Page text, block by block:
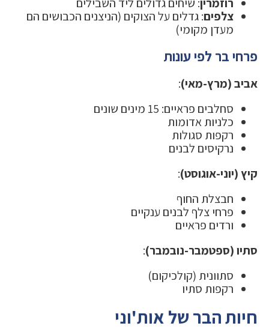
צלפים: גדלים על הצוקים (הניצנים הכבושים הם
מעדן מקומי)
פרחי בר לפי עונות
אביב (מרץ-מאי):
סחלבים פראיים: 15 מינים שונים
כלניות אדומות
רקפות סגולות
נרקיסים לבנים
קיץ (יוני-אוגוסט):
חבצלת החוף
פרחי צלף לבנים ענקיים
ורדים פראיים
סתיו (ספטמבר-נובמבר):
סתוונית (קולכיקום)
רקפות סתיו
חיות הבר של אות'וני